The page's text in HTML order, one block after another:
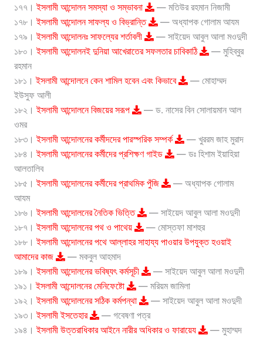
১৭৭।ইসলামী আন্দোলন সমস্যা ও সম্ভাবনা
— মতিউর রহমান নিজামী
১৭৮।ইসলামী আন্দোলন সাফল্য ও বিভ্রান্তি
— অধ্যাপক গোলাম আযম
১৭৯।ইসলামী আন্দোলনঃ সাফল্যের শর্তাবলী
— সাইয়েদ আবুল আলা মওদুদী
১৮০।ইসলামী আন্দোলনই দুনিয়া আখেরাতের সফলতার চাবিকাঠি
— মুহিব্বুর
রহমান
১৮১।ইসলামী আন্দোলনে কেন শামিল হবেন এবং কিভাবে
— মোহাম্মদ
ইউসুফ আলী
১৮২।ইসলামী আন্দোলনে বিজয়ের সরূপ
— ড. নাসের বিন সোলায়মান আল
ওমর
১৮৩।ইসলামী আন্দোলনের কর্মীদদের পারস্পরিক সম্পর্ক
— খুররম জাহ মুরাদ
১৮৪।ইসলামী আন্দোলনের কর্মীদের প্রশিক্ষণ গাইড
— ডঃ হিশাম ইয়াহিয়া
আলতালিব
১৮৫।ইসলামী আন্দোলনের কর্মীদের প্রাথমিক পুঁজি
— অধ্যাপক গোলাম
আযম
১৮৬।ইসলামী আন্দোলনের নৈতিক ভিত্তি
— সাইয়েদ আবুল আলা মওদুদী
১৮৭।ইসলামী আন্দোলনের পথ ও পাথেয়
— মোস্তফা মাশহুর
১৮৮।ইসলামী আন্দোলনের পথে আল্লাহর সাহায্য পাওয়ার উপযুক্ত হওয়াই
আমাদের কাজ
— মকবুল আহমাদ
১৮৯।ইসলামী আন্দোলনের ভবিষ্যৎ কর্মসূচী
— সাইয়েদ আবুল আলা মওদুদী
১৯১।ইসলামী আন্দোলনের মেনিফেষ্টো
— মরিয়ম জামিলা
১৯২।ইসলামী আন্দোলনের সঠিক কর্মপন্থা
— সাইয়েদ আবুল আলা মওদুদী
১৯৩।ইসলামী ইসতেহার
— গবেষণা পত্র
১৯৪।ইসলামী উত্তরাধিকার আইনে নারীর অধিকার ও ফারায়েয
— মুহাম্মদ